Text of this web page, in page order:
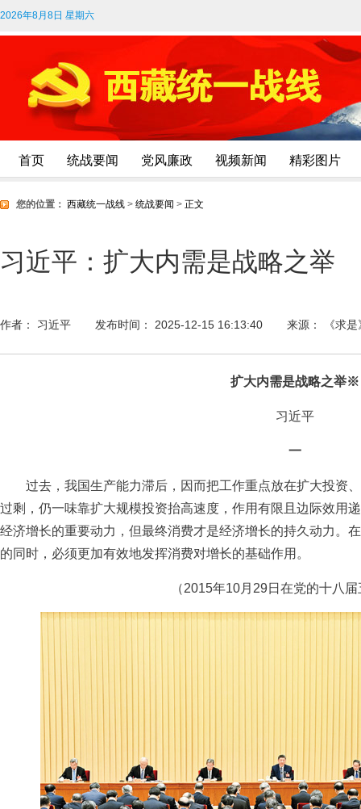
2026年8月8日 星期六
首页 统战要闻 党风廉政 视频新闻 精彩图片
您的位置： 西藏统一战线 > 统战要闻 > 正文
习近平：扩大内需是战略之举
作者： 习近平 发布时间： 2025-12-15 16:13:40 来源： 《求是
扩大内需是战略之举※
习近平
一
过去，我国生产能力滞后，因而把工作重点放在扩大投资
过剩，仍一味靠扩大规模投资抬高速度，作用有限且边际效用
经济增长的重要动力，但最终消费才是经济增长的持久动力。
的同时，必须更加有效地发挥消费对增长的基础作用。
（2015年10月29日在党的十八届